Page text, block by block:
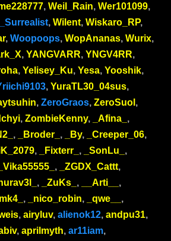
, Weil_Rain, Wer101099,
, Wilent, Wiskaro_RP,
, Woopoops, WopAnanas, Wurix,
, YANGVARR, YNGV4RR,
, Yelisey_Ku, Yesa, Yooshik,
, YuraTL30_04sus,
, ZeroGraos, ZeroSuol ,
, ZombieKenny, _Afina_ ,
, _Broder_ , _By, _Creeper_06,
, _Fixterr_ , _SonLu_ ,
_Vika55555_ , _ZGDX_Cattt,
, _ZuKs_ , __Arti__ ,
, _nico_robin, _qwe__ ,
, airyluv, alienok12, andpu31,
, aprilmyth, ar11iam,